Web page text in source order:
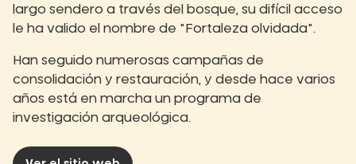
largo sendero a través del bosque, su difícil acceso
le ha valido el nombre de "Fortaleza olvidada".
Han seguido numerosas campañas de
consolidación y restauración, y desde hace varios
años está en marcha un programa de
investigación arqueológica.